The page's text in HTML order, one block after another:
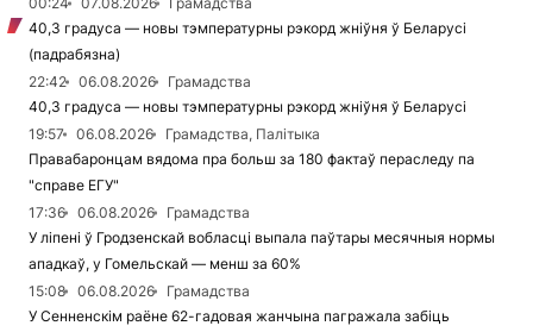
40,3 градуса — новы тэмпературны рэкорд жніўня ў Беларусі
(падрабязна)
22:42
06.08.2026
Грамадства
40,3 градуса — новы тэмпературны рэкорд жніўня ў Беларусі
19:57
06.08.2026
Грамадства, Палітыка
Правабаронцам вядома пра больш за 180 фактаў пераследу па
"справе ЕГУ"
17:36
06.08.2026
Грамадства
У ліпені ў Гродзенскай вобласці выпала паўтары месячныя нормы
ападкаў, у Гомельскай — менш за 60%
15:08
06.08.2026
Грамадства
У Сенненскім раёне 62-гадовая жанчына пагражала забіць